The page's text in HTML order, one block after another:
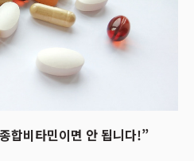
합비타민이면 안 됩니다!”